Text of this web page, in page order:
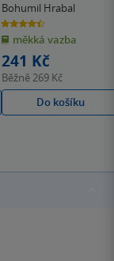
Bohumil Hrabal
4.4
z
5
hvězdiček
měkká vazba
241 Kč
Běžně269 Kč
Do košíku